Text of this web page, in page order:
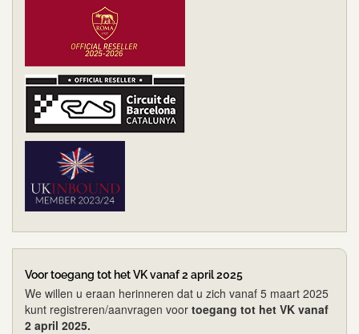
Voor toegang tot het VK vanaf 2 april 2025
We willen u eraan herinneren dat u zich vanaf 5 maart 2025
kunt registreren/aanvragen voor toegang tot het VK vanaf
2 april 2025.